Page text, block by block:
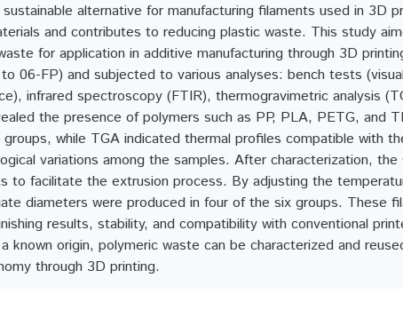
alternative for manufacturing filaments used in 3D
and contributes to reducing plastic waste. This study
for application in additive manufacturing through 3D
06-FP) and subjected to various analyses: bench tests
infrared spectroscopy (FTIR), thermogravimetric analysis
the presence of polymers such as PP, PLA, PETG, and
while TGA indicated thermal profiles compatible with
variations among the samples. After characterization,
to facilitate the extrusion process. By adjusting the
diameters were produced in four of the six groups. These
results, stability, and compatibility with conventional
known origin, polymeric waste can be characterized and
through 3D printing.